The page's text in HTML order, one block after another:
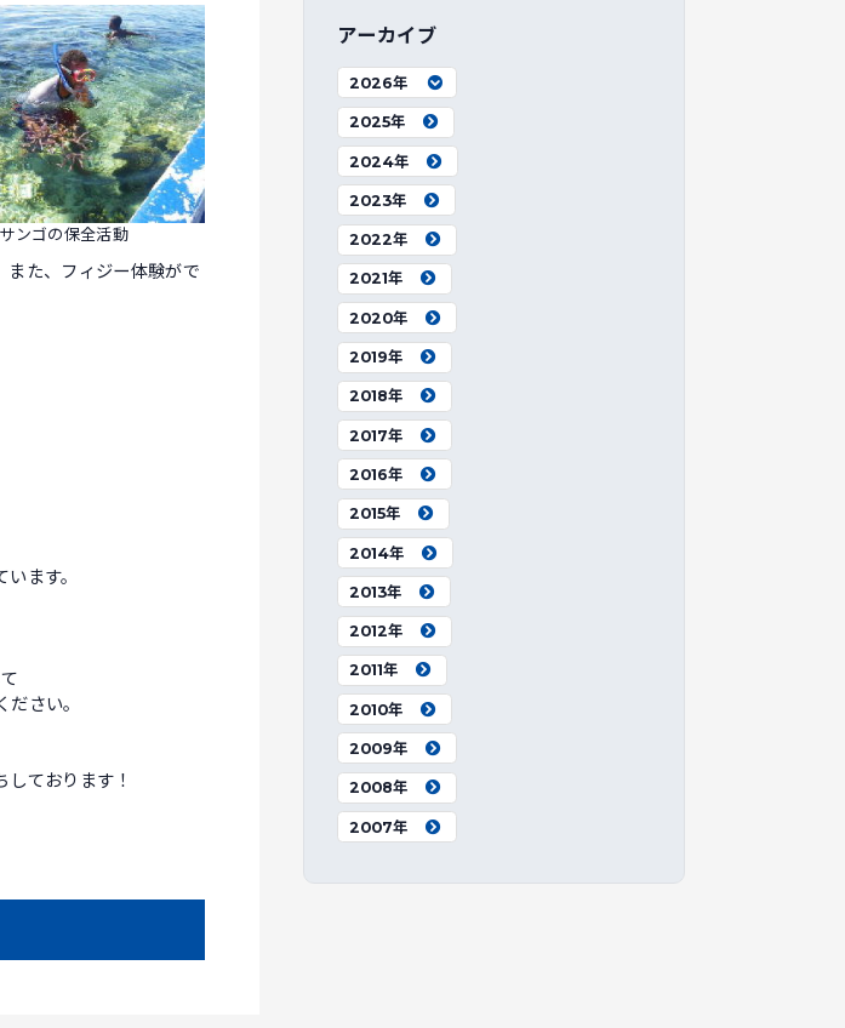
ンゴの保全活動
また、フィジー体験がで
ます。
さい。
ております！
アーカイブ
2026年
2025年
2024年
2023年
2022年
2021年
2020年
2019年
2018年
2017年
2016年
2015年
2014年
2013年
2012年
2011年
2010年
2009年
2008年
2007年